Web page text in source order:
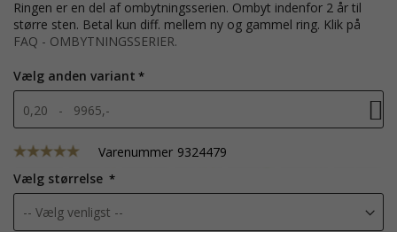
Ringen er en del af ombytningsserien. Ombyt indenfor 2 år til
større sten. Betal kun diff. mellem ny og gammel ring. Klik på
FAQ - OMBYTNINGSSERIER.
Vælg anden variant
0,20 - 9965,-
Varenummer 9324479
Vælg størrelse